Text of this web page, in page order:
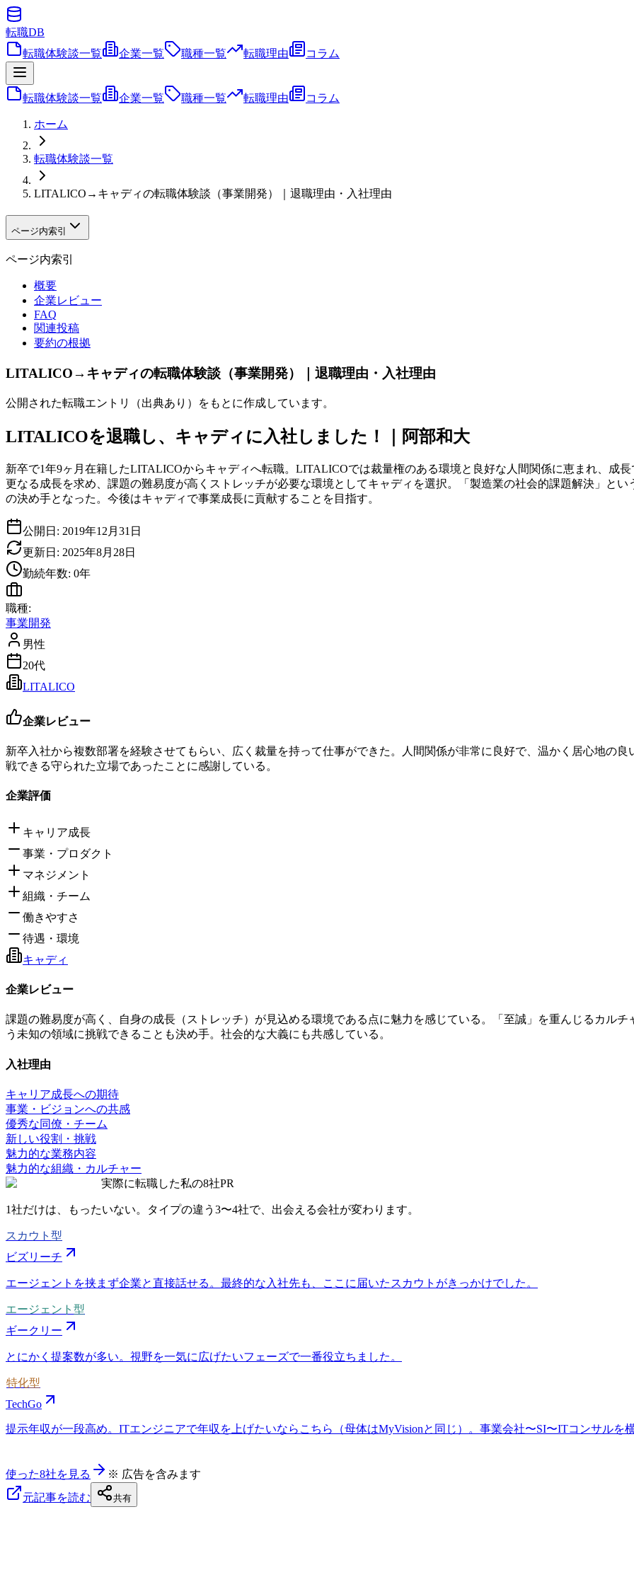
転職DB
転職体験談一覧
企業一覧 職種一覧 転職理由 コラム
転職体験談一覧 企業一覧 職種一覧 転職理由 コラム
ホーム
転職体験談一覧
LITALICO→キャディの転職体験談（事業開発）｜退職理由・入社理由
ページ内索引
ページ内索引
概要
企業レビュー
FAQ
関連投稿
要約の根拠
LITALICO→キャディの転職体験談（事業開発）｜退職理由・入社理由
公開された転職エントリ（出典あり）をもとに作成しています。
LITALICOを退職し、キャディに入社しました！｜阿部和大
新卒で1年9ヶ月在籍したLITALICOからキャディへ転職。LITALICOでは裁量権のある環境と良好な人間関係に恵まれ、成
更なる成長を求め、課題の難易度が高くストレッチが必要な環境としてキャディを選択。「製造業の社会的課題解決」と
の決め手となった。今後はキャディで事業成長に貢献することを目指す。
公開日: 2019年12月31日
更新日: 2025年8月28日
勤続年数: 0年
職種:
事業開発
男性
20代
LITALICO
企業レビュー
新卒入社から複数部署を経験させてもらい、広く裁量を持って仕事ができた。人間関係が非常に良好で、温かく居心地の
戦できる守られた立場であったことに感謝している。
企業評価
キャリア成長
事業・プロダクト
マネジメント
組織・チーム
働きやすさ
待遇・環境
キャディ
企業レビュー
課題の難易度が高く、自身の成長（ストレッチ）が見込める環境である点に魅力を感じている。「至誠」を重んじるカル
う未知の領域に挑戦できることも決め手。社会的な大義にも共感している。
入社理由
キャリア成長への期待
事業・ビジョンへの共感
優秀な同僚・チーム
新しい役割・挑戦
魅力的な業務内容
魅力的な組織・カルチャー
実際に転職した私の8社PR
1社だけは、もったいない。タイプの違う 3〜4社で、出会える会社が変わります。
スカウト型
ビズリーチ
エージェントを挟まず企業と直接話せる。最終的な入社先も、ここに届いたスカウトがきっかけでした。
エージェント型
ギークリー
とにかく提案数が多い。視野を一気に広げたいフェーズで一番役立ちました。
特化型
TechGo
提示年収が一段高め。ITエンジニアで年収を上げたいならこちら（母体はMyVisionと同じ）。事業会社〜SI〜ITコンサルを横
使った8社を見る
※ 広告を含みます
元記事を読む
共有